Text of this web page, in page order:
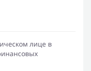
лице в